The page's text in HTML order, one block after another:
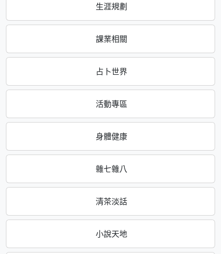
生涯規劃
課業相關
占卜世界
活動專區
身體健康
雜七雜八
清茶淡話
小說天地